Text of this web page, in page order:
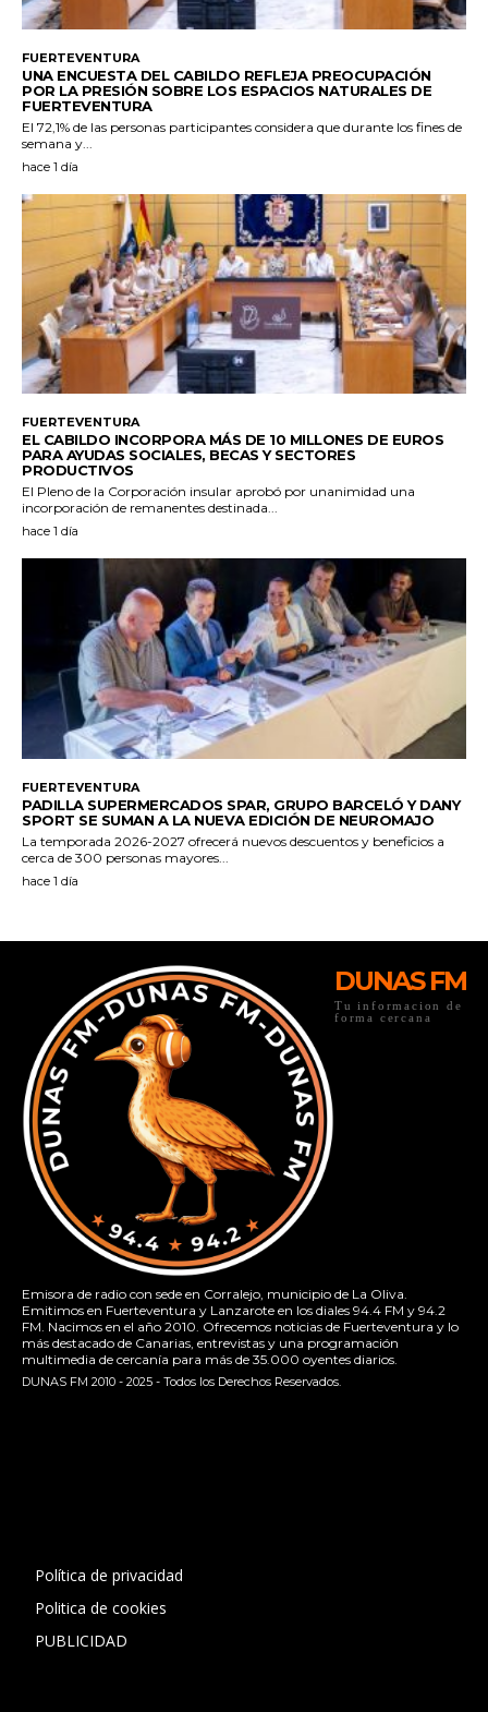
DUNAS FM
Tu informacion de
forma cercana
Emisora de radio con sede en Corralejo, municipio de La Oliva.
Emitimos en Fuerteventura y Lanzarote en los diales 94.4 FM y 94.2
FM. Nacimos en el año 2010. Ofrecemos noticias de Fuerteventura y lo
más destacado de Canarias, entrevistas y una programación
multimedia de cercanía para más de 35.000 oyentes diarios.
DUNAS FM 2010 - 2025 - Todos los Derechos Reservados.
Política de privacidad
Politica de cookies
PUBLICIDAD